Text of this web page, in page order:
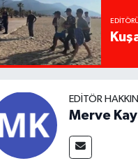
EDITÖR
Merve